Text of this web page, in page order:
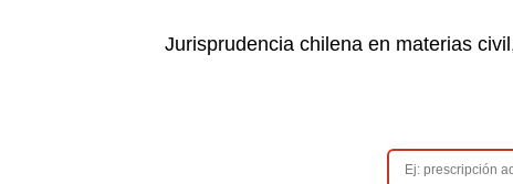
Jurisprudencia chilena en materias